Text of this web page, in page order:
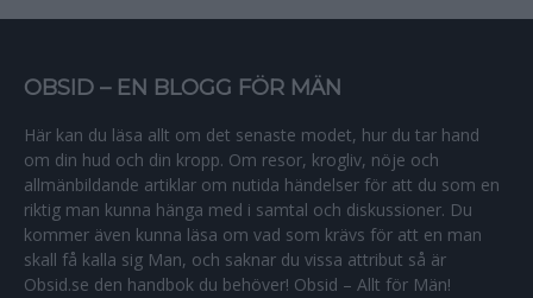
OBSID – EN BLOGG FÖR MÄN
Här kan du läsa allt om det senaste modet, hur du tar hand
om din hud och din kropp. Om resor, krogliv, nöje och
allmänbildande artiklar om nutida händelser för att du som en
riktig man kunna hänga med i samtal och diskussioner. Du
kommer även kunna läsa om vad som krävs för att en man
skall få kalla sig Man, och saknar du vissa attribut så är
Obsid.se den handbok du behöver! Obsid – Allt för Män!